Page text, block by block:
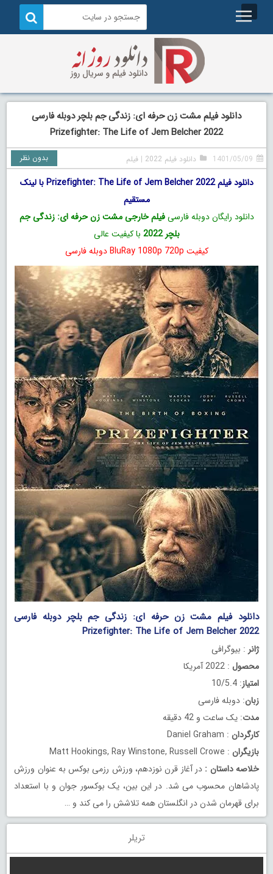
دانلود فیلم مشت زن حرفه ای: زندگی جم بلچر دوبله فارسی
Prizefighter: The Life of Jem Belcher 2022
1401/05/09 دانلود فیلم 2022 |فیلم بدون نظر
دانلود فیلم Prizefighter: The Life of Jem Belcher 2022 با لینک
مستقیم
دانلود رایگان دوبله فارسیفیلم خارجی مشت زن حرفه ای: زندگی جم
بلچر 2022
با کیفیت عالی
کیفیت BluRay 1080p 720p دوبله فارسی
دانلود فیلم مشت زن حرفه ای: زندگی جم بلچر دوبله فارسی
Prizefighter: The Life of Jem Belcher 2022
ژانر : بیوگرافی
محصول : 2022 آمریکا
امتیاز: 10/5.4
زبان: دوبله فارسی
مدت: یک ساعت و 42 دقیقه
کارگردان : Daniel Graham
بازیگران : Matt Hookings, Ray Winstone, Russell Crowe
خلاصه داستان : در آغاز قرن نوزدهم، ورزش رزمی بوکس به عنوان ورزش
پادشاهان محسوب می شد. در این بین، یک بوکسور جوان و با استعداد
برای قهرمان شدن در انگلستان همه تلاشش را می کند و …
تریلر